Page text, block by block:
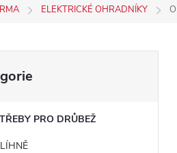
ELEKTRICKÉ OHRADNÍKY
PRO DRŮBEŽ
LÍHNĚ